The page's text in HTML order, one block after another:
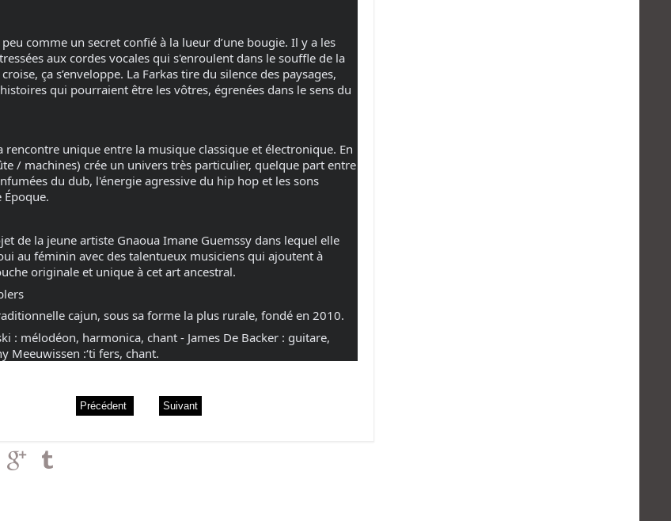
peu comme un secret confié à la lueur d’une bougie. Il y a les
aux cordes vocales qui s'enroulent dans le souffle de la
ça s’enveloppe. La Farkas tire du silence des paysages,
qui pourraient être les vôtres, égrenées dans le sens du
rencontre unique entre la musique classique et électronique. En
/ machines) crée un univers très particulier, quelque part entre
du dub, l'énergie agressive du hip hop et les sons
Époque.
de la jeune artiste Gnaoua Imane Guemssy dans lequel elle
au féminin avec des talentueux musiciens qui ajoutent à
originale et unique à cet art ancestral.
cajun, sous sa forme la plus rurale, fondé en 2010.
: mélodéon, harmonica, chant - James De Backer : guitare,
Meeuwissen :‘ti fers, chant.
Précédent Suivant